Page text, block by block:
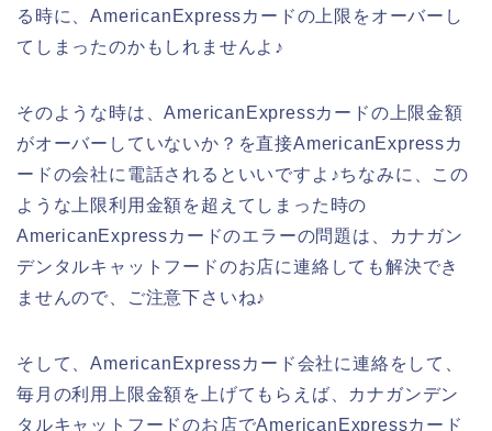
る時に、AmericanExpressカードの上限をオーバーし
てしまったのかもしれませんよ♪
そのような時は、AmericanExpressカードの上限金額
がオーバーしていないか？を直接AmericanExpressカ
ードの会社に電話されるといいですよ♪ちなみに、この
ような上限利用金額を超えてしまった時の
AmericanExpressカードのエラーの問題は、カナガン
デンタルキャットフードのお店に連絡しても解決でき
ませんので、ご注意下さいね♪
そして、AmericanExpressカード会社に連絡をして、
毎月の利用上限金額を上げてもらえば、カナガンデン
タルキャットフードのお店でAmericanExpressカード